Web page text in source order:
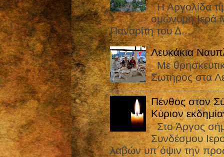
Η Αργολίδα
ομώνυμη Ιερά
Παναρίτη του Δ...
Λευκάκια
Με
Σωτήρος στα
Πένθος στον
Κύριον
Στο Άργος
Συνδέσμου
λαβών υπ΄όψιν την